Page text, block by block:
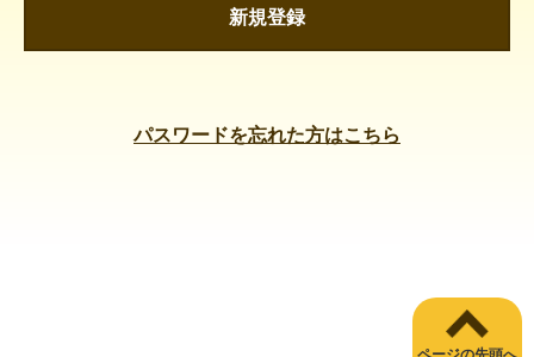
新規登録
パスワードを忘れた方はこちら